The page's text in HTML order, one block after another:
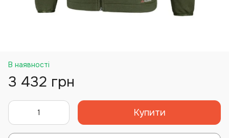
В наявності
3 432 грн
Купити